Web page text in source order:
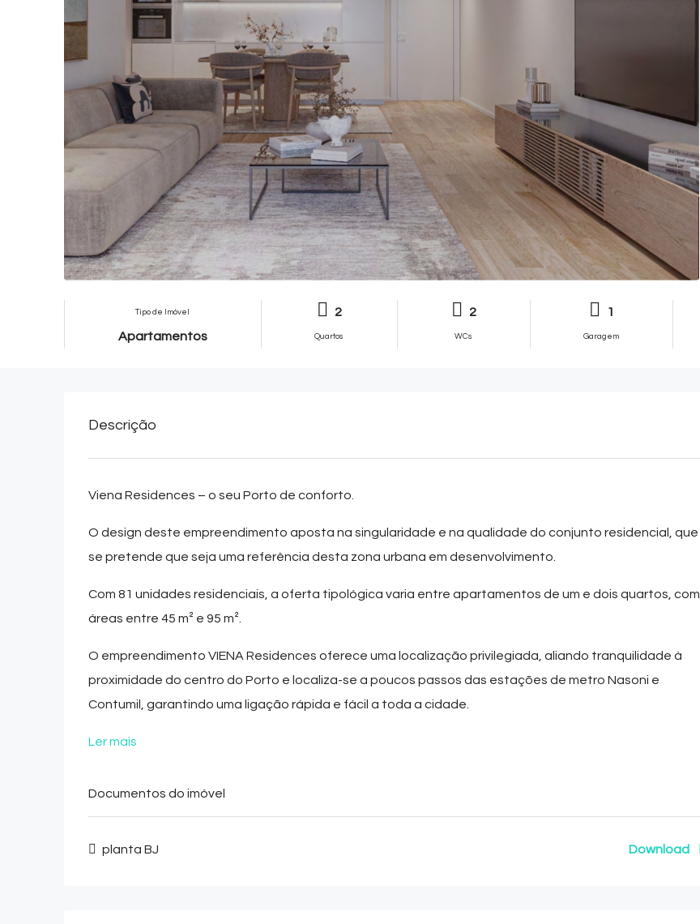
Tipo de Imóvel
Apartamentos
2
Quartos
2
WCs
1
Garagem
Descrição
Viena Residences – o seu Porto de conforto.
O design deste empreendimento aposta na singularidade e na qualidade do conjunto residencial, que
se pretende que seja uma referência desta zona urbana em desenvolvimento.
Com 81 unidades residenciais, a oferta tipológica varia entre apartamentos de um e dois quartos, com
áreas entre 45 m² e 95 m².
O empreendimento VIENA Residences oferece uma localização privilegiada, aliando tranquilidade à
proximidade do centro do Porto e localiza-se a poucos passos das estações de metro Nasoni e
Contumil, garantindo uma ligação rápida e fácil a toda a cidade.
Ler mais
Documentos do imóvel
planta BJ Download